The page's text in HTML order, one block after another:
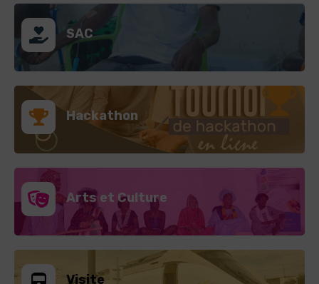
SAC
Hackathon
Arts et Culture
Visite